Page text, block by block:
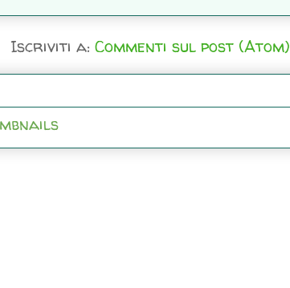
Iscriviti a: Commenti sul post (Atom)